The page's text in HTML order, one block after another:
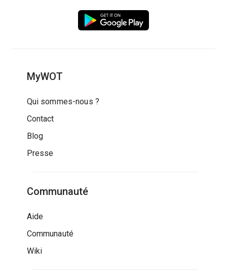
MyWOT
Qui sommes-nous ?
Contact
Blog
Presse
Communauté
Aide
Communauté
Wiki